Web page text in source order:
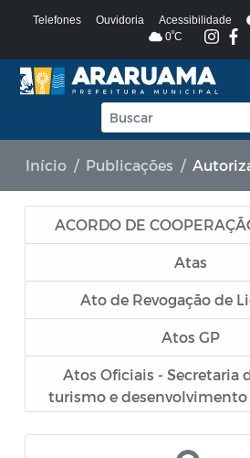
Telefones Ouvidoria Acessibilidade
0ºC
Início Publicações Autorização
ACORDO DE
Atas
Ato de Revogação de
Atos GP
Atos Oficiais - Secretaria
turismo e
Atos Oficiais - Secretaria